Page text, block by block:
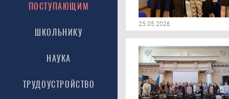
ПОСТУПАЮЩИМ
ШКОЛЬНИКУ
НАУКА
ТРУДОУСТРОЙСТВО
25.05.2026